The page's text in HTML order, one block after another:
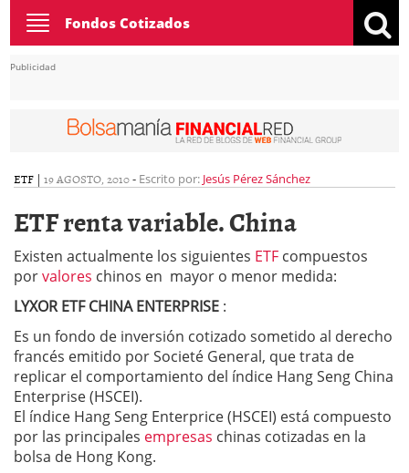
Toggle
navigation
Fondos Cotizados
Publicidad
ETF | 19 AGOSTO, 2010- Escrito por: Jesús Pérez Sánchez
ETF renta variable. China
Existen actualmente los siguientes ETF compuestos
porvalores chinos en mayor o menor medida:
LYXOR ETF CHINA ENTERPRISE :
Es un fondo de inversión cotizado sometido al derecho
francés emitido por Societé General, que trata de
replicar el comportamiento del índice Hang Seng China
Enterprise (HSCEI).
El índice Hang Seng Enterprice (HSCEI) está compuesto
por las principales empresas chinas cotizadas en la
bolsa de Hong Kong.